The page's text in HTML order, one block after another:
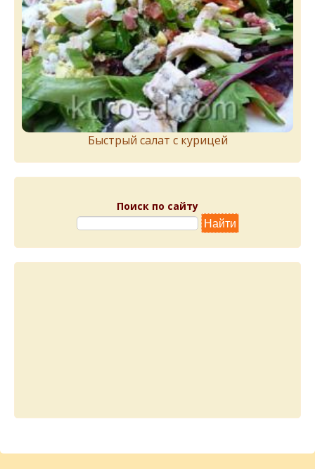
Быстрый салат с курицей
Поиск по сайту